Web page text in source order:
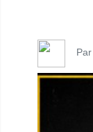
Par